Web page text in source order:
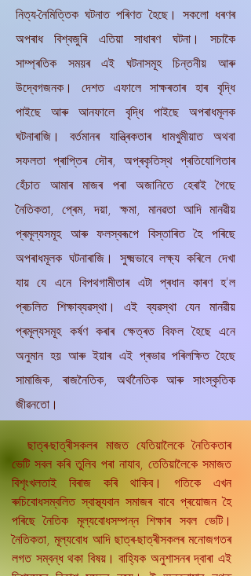
নিত্য-নৈমিত্তিক ঘটনাত পৰিণত হৈছে। সকলো ধৰণৰ
অপৰাধ বিশ্বজুৰি এতিয়া সাধাৰণ ঘটনা। সচাকৈ
সাম্প্ৰতিক সময়ৰ এই ঘটনাসমূহ চিন্তনীয় আৰু
উদ্বেগজনক। দেশত এফালে সাক্ষৰতাৰ হাৰ বৃদ্ধি
পাইছে আৰু আনফালে বৃদ্ধি পাইছে অপৰাধমূলক
ঘটনাৰাজি। বৰ্তমানৰ যান্ত্ৰিকতাৰ ধামখুমীয়াত অথবা
সফলতা প্ৰাপ্তিৰ দৌৰ, অপ্ৰকৃতিস্থ প্ৰতিযোগিতাৰ
হেঁচাত আমাৰ মাজৰ পৰা অজানিতে হেৰাই গৈছে
নৈতিকতা, প্ৰেম, দয়া, ক্ষমা, মানৱতা আদি মানৱীয়
প্ৰমূল্যসমূহ আৰু ফলস্বৰূপে বিস্তাৰিত হৈ পৰিছে
অপৰাধমূলক ঘটনাৰাজি। সুক্ষ্মভাবে লক্ষ্য কৰিলে দেখা
যায় যে এনে বিপথগামীতাৰ এটা প্ৰধান কাৰণ হ'ল
প্ৰচলিত শিক্ষাব্যৱস্থা। এই ব্যৱস্থা যেন মানৱীয়
প্ৰমূল্যসমূহ কৰ্ষণ কৰাৰ ক্ষেত্ৰত বিফল হৈছে এনে
অনুমান হয় আৰু ইয়াৰ এই প্ৰভাৱ পৰিলক্ষিত হৈছে
সামাজিক, ৰাজনৈতিক, অৰ্থনৈতিক আৰু সাংস্কৃতিক
জীৱনতো।
ছাত্ৰ-ছাত্ৰীসকলৰ মাজত যেতিয়ালৈকে নৈতিকতাৰ
ভেটি সবল কৰি তুলিব পৰা নাযাব, তেতিয়ালৈকে সমাজত
বিশৃংখলতাই বিৰাজ কৰি থাকিব। গতিকে এখন
ৰুচিবোধসম্বলিত স্বাস্থ্যবান সমাজৰ বাবে প্ৰয়োজন হৈ
পৰিছে নৈতিক মূল্যবোধসম্পন্ন শিক্ষাৰ সবল ভেটি।
নৈতিকতা, মূল্যবোধ আদি ছাত্ৰ-ছাত্ৰীসকলৰ মনোজগতৰ
লগত সম্বন্ধ থকা বিষয়। বাহ্যিক অনুশাসনৰ দ্বাৰা এই